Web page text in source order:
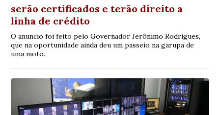
serão certificados e terão direito a
linha de crédito
O anuncio foi feito pelo Governador Jerônimo Rodrigues,
que na oportunidade ainda deu um passeio na garupa de
uma moto.